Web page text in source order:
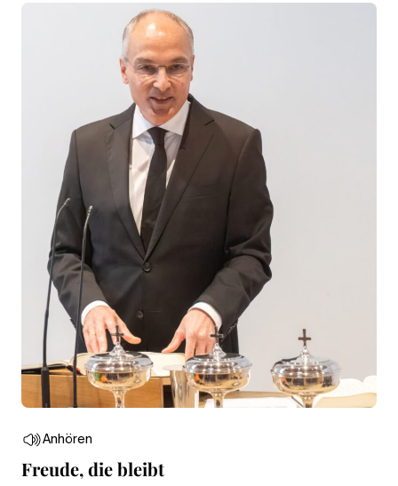
Anhören
Freude, die bleibt